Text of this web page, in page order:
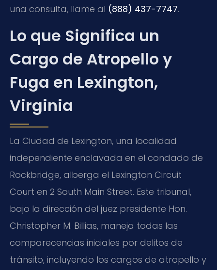
una consulta, llame al (888) 437-7747.
Lo que Significa un
Cargo de Atropello y
Fuga en Lexington,
Virginia
La Ciudad de Lexington, una localidad
independiente enclavada en el condado de
Rockbridge, alberga el Lexington Circuit
Court en 2 South Main Street. Este tribunal,
bajo la dirección del juez presidente Hon.
Christopher M. Billias, maneja todas las
comparecencias iniciales por delitos de
tránsito, incluyendo los cargos de atropello y